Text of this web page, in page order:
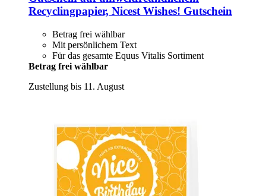
Recyclingpapier, Nicest Wishes! Gutschein
Betrag frei wählbar
Mit persönlichem Text
Für das gesamte Equus Vitalis Sortiment
Betrag frei wählbar
Zustellung bis 11. August